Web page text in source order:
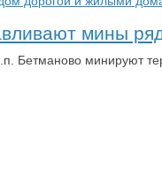
мины
Бетманово минируют